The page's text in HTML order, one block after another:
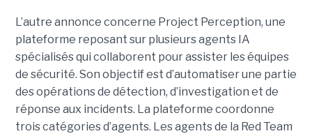
L’autre annonce concerne Project Perception, une
plateforme reposant sur plusieurs agents IA
spécialisés qui collaborent pour assister les équipes
de sécurité. Son objectif est d’automatiser une partie
des opérations de détection, d’investigation et de
réponse aux incidents. La plateforme coordonne
trois catégories d’agents. Les agents de la Red Team